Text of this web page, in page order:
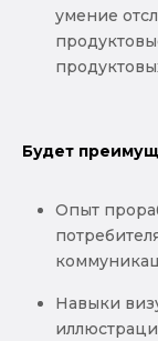
умение
Будет
Опыт
Навыки